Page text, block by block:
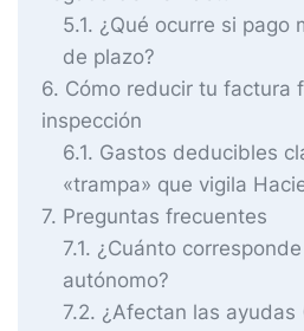
5.1 ¿Qué ocurre si pago
de plazo?
6 Cómo reducir tu factura
inspección
6.1 Gastos deducibles
«trampa» que vigila
7 Preguntas frecuentes
7.1 ¿Cuánto
autónomo?
7.2 ¿Afectan las ayudas